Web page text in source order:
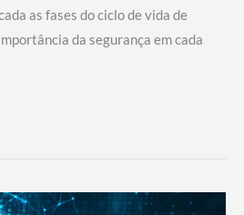
as fases do ciclo de vida de
da segurança em cada